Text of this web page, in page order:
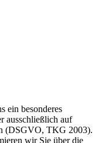
ein besonderes
ausschließlich auf
(DSGVO, TKG 2003).
wir Sie über die